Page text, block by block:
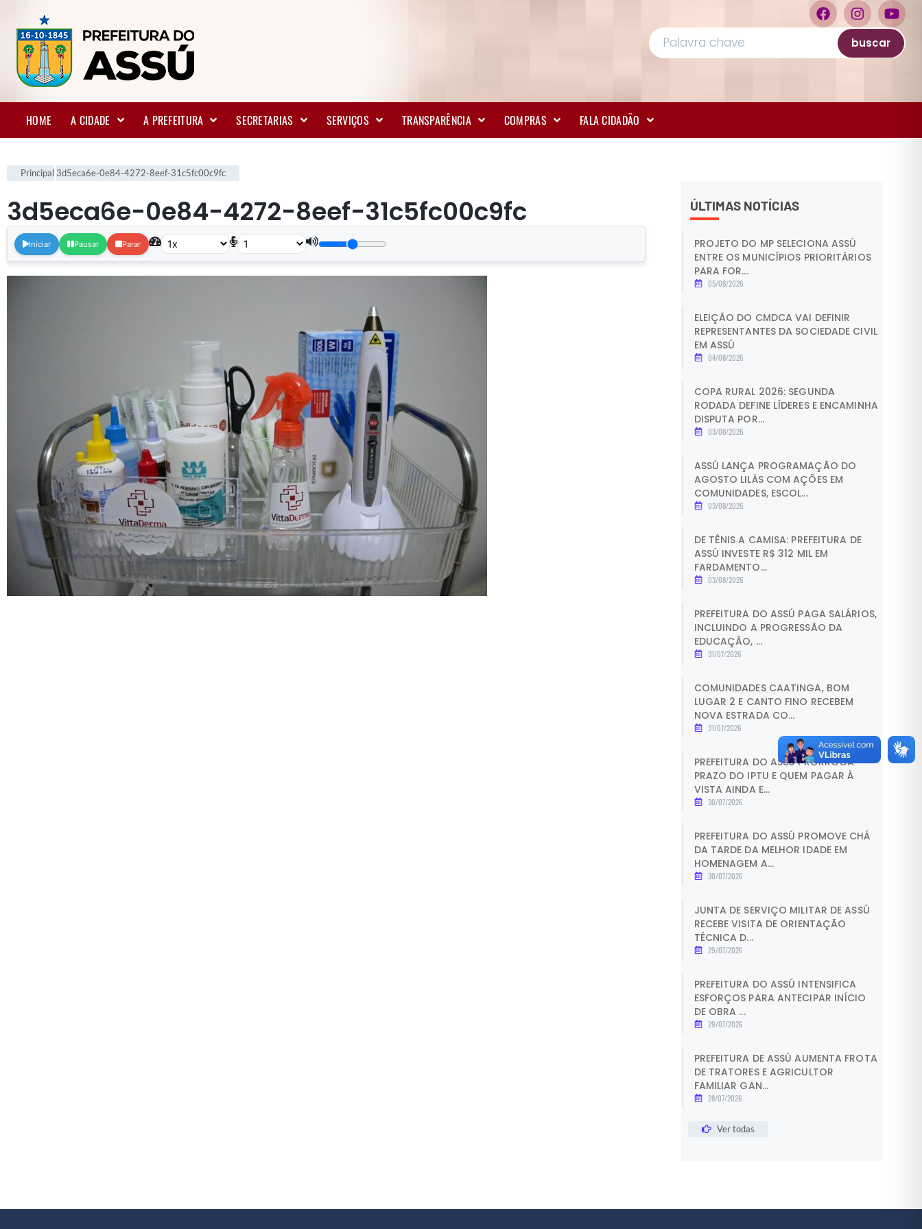
buscar
HOME A CIDADE A PREFEITURA SECRETARIAS SERVIÇOS TRANSPARÊNCIA COMPRAS FALA CIDADÃO
Principal 3d5eca6e-0e84-4272-8eef-31c5fc00c9fc
3d5eca6e-0e84-4272-8eef-31c5fc00c9fc
Iniciar Pausar Parar
ÚLTIMAS NOTÍCIAS
PROJETO DO MP SELECIONA ASSÚ
ENTRE OS MUNICÍPIOS PRIORITÁRIOS
PARA FOR...
05/08/2026
ELEIÇÃO DO CMDCA VAI DEFINIR
REPRESENTANTES DA SOCIEDADE CIVIL
EM ASSÚ
04/08/2026
COPA RURAL 2026: SEGUNDA
RODADA DEFINE LÍDERES E ENCAMINHA
DISPUTA POR...
03/08/2026
ASSÚ LANÇA PROGRAMAÇÃO DO
AGOSTO LILÁS COM AÇÕES EM
COMUNIDADES, ESCOL...
03/08/2026
DE TÊNIS A CAMISA: PREFEITURA DE
ASSÚ INVESTE R$ 312 MIL EM
FARDAMENTO...
03/08/2026
PREFEITURA DO ASSÚ PAGA SALÁRIOS,
INCLUINDO A PROGRESSÃO DA
EDUCAÇÃO, ...
31/07/2026
COMUNIDADES CAATINGA, BOM
LUGAR 2 E CANTO FINO RECEBEM
NOVA ESTRADA CO...
31/07/2026
PREFEITURA DO ASSÚ PRORROGA
PRAZO DO IPTU E QUEM PAGAR À
VISTA AINDA E...
30/07/2026
PREFEITURA DO ASSÚ PROMOVE CHÁ
DA TARDE DA MELHOR IDADE EM
HOMENAGEM A...
30/07/2026
JUNTA DE SERVIÇO MILITAR DE ASSÚ
RECEBE VISITA DE ORIENTAÇÃO
TÉCNICA D...
29/07/2026
PREFEITURA DO ASSÚ INTENSIFICA
ESFORÇOS PARA ANTECIPAR INÍCIO
DE OBRA ...
29/07/2026
PREFEITURA DE ASSÚ AUMENTA FROTA
DE TRATORES E AGRICULTOR
FAMILIAR GAN...
28/07/2026
Ver todas